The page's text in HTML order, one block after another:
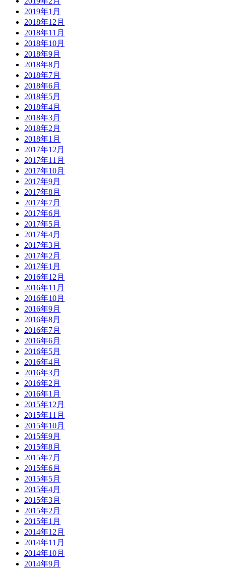
2019年1月
2018年12月
2018年11月
2018年10月
2018年9月
2018年8月
2018年7月
2018年6月
2018年5月
2018年4月
2018年3月
2018年2月
2018年1月
2017年12月
2017年11月
2017年10月
2017年9月
2017年8月
2017年7月
2017年6月
2017年5月
2017年4月
2017年3月
2017年2月
2017年1月
2016年12月
2016年11月
2016年10月
2016年9月
2016年8月
2016年7月
2016年6月
2016年5月
2016年4月
2016年3月
2016年2月
2016年1月
2015年12月
2015年11月
2015年10月
2015年9月
2015年8月
2015年7月
2015年6月
2015年5月
2015年4月
2015年3月
2015年2月
2015年1月
2014年12月
2014年11月
2014年10月
2014年9月